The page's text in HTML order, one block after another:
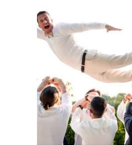
5 idées originales pour les photos
arrêtait d’ennuyer tout
LIRE LA